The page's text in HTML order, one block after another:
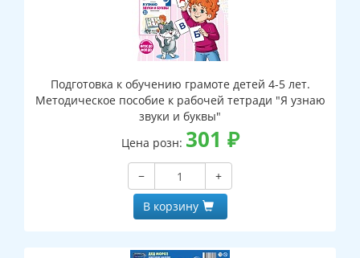
Подготовка к обучению грамоте детей 4-5 лет.
Методическое пособие к рабочей тетради "Я узнаю
звуки и буквы"
Цена розн: 301 ₽
−
+
В корзину